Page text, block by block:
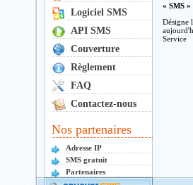
Logiciel SMS
API SMS
Couverture
Règlement
FAQ
Contactez-nous
Nos partenaires
Adresse IP
SMS gratuit
Partenaires
« SMS »
Désigne
Service